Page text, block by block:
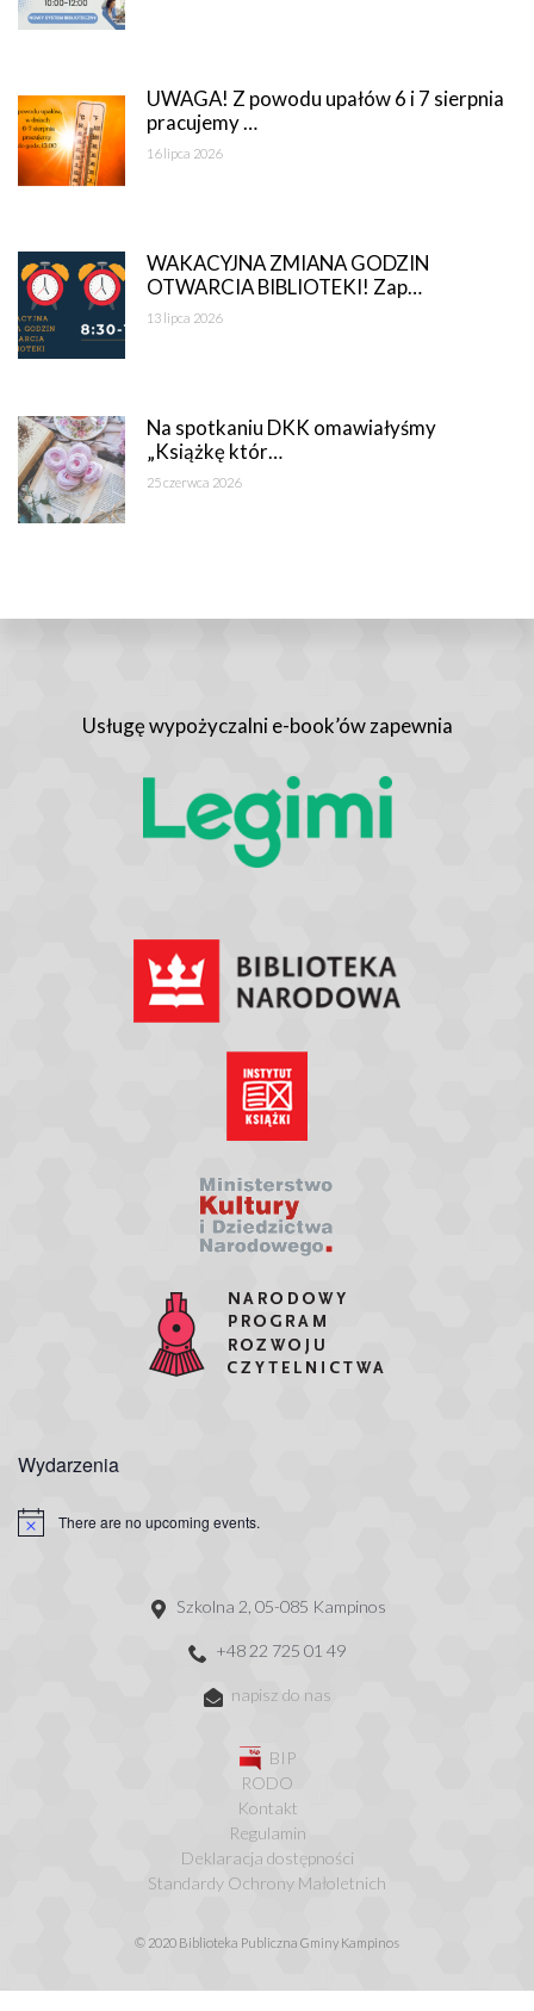
UWAGA! Z powodu upałów 6 i 7 sierpnia
pracujemy …
16 lipca 2026
WAKACYJNA ZMIANA GODZIN
OTWARCIA BIBLIOTEKI! Zap…
13 lipca 2026
Na spotkaniu DKK omawiałyśmy
„Książkę któr…
25 czerwca 2026
Usługę wypożyczalni e-book’ów zapewnia
Wydarzenia
There are no upcoming events.
Szkolna 2, 05-085 Kampinos
+48 22 725 01 49
napisz do nas
BIP
RODO
Kontakt
Regulamin
Deklaracja dostępności
Standardy Ochrony Małoletnich
© 2020 Biblioteka Publiczna Gminy Kampinos